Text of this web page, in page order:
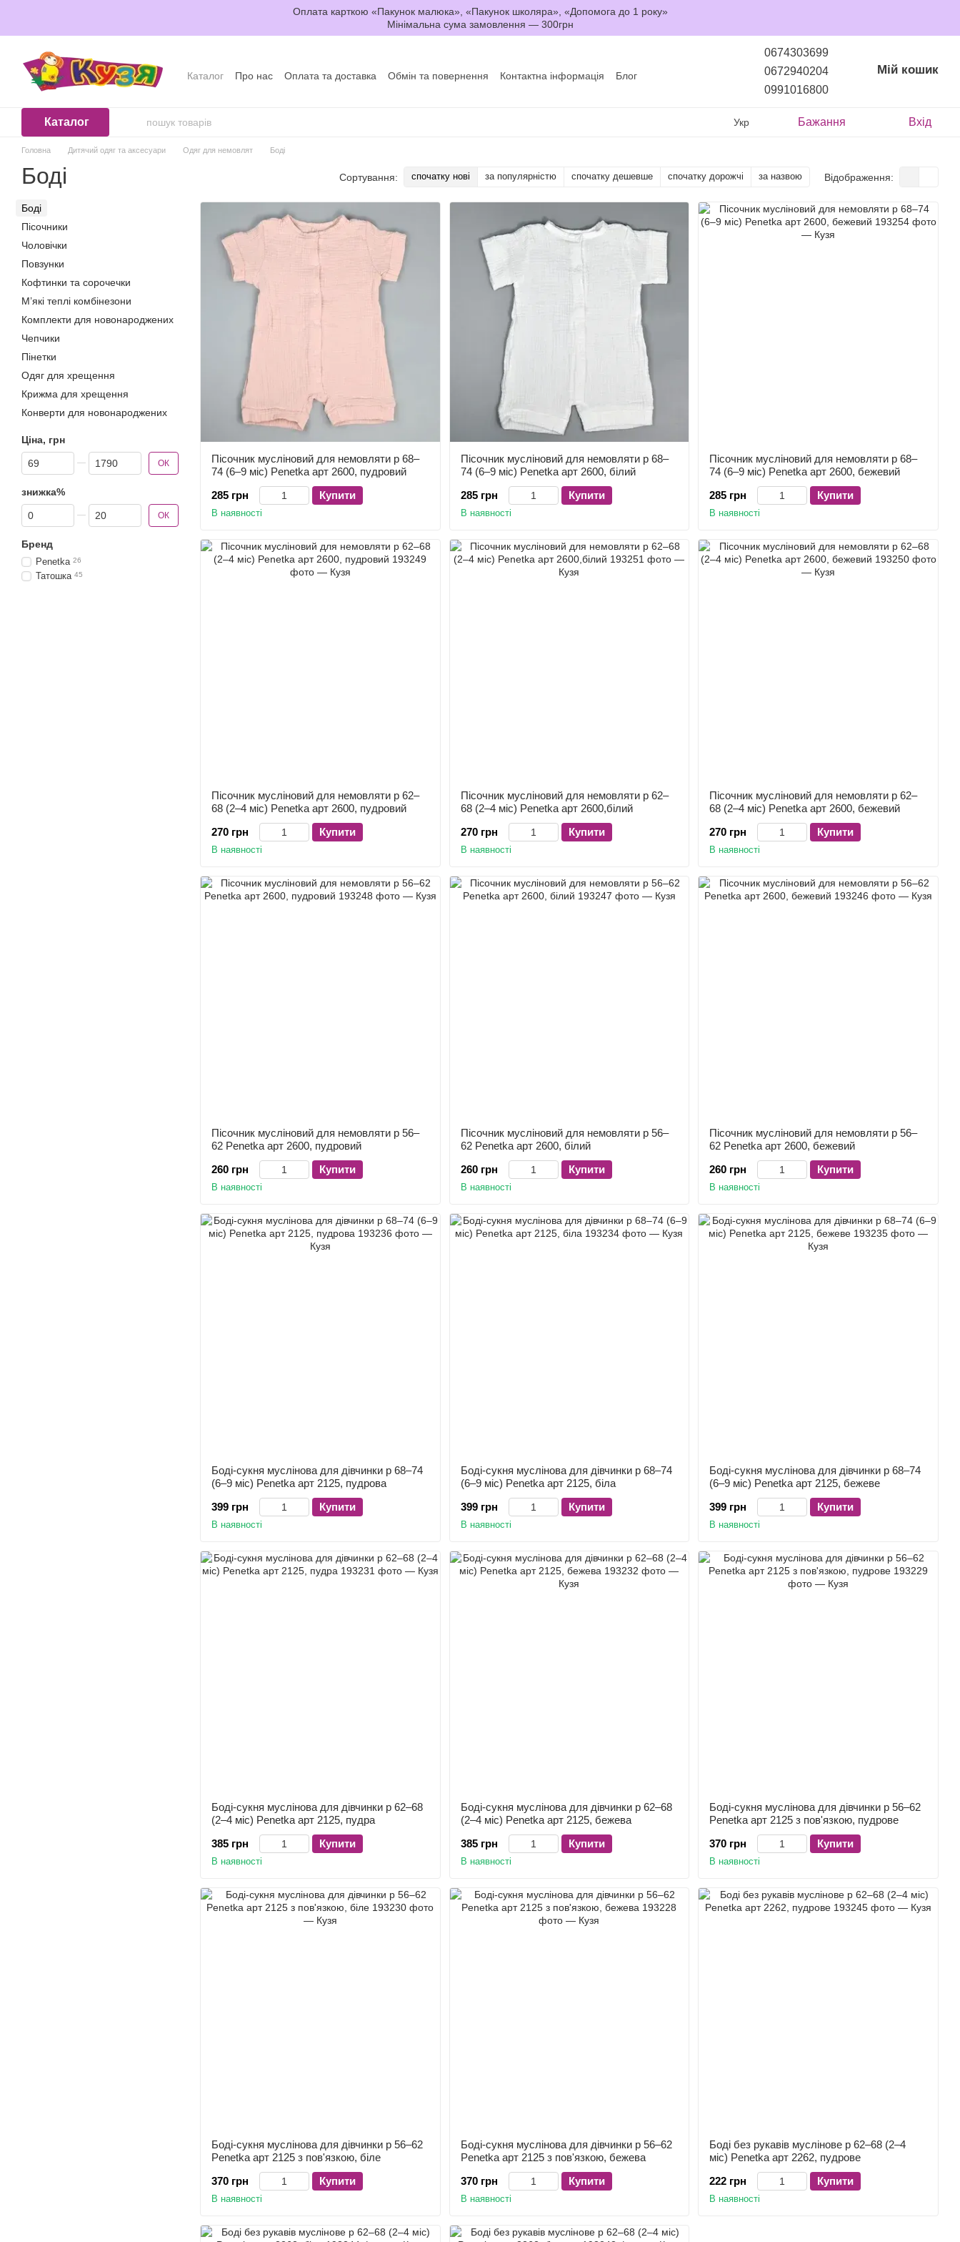
Оплата карткою «Пакунок малюка», «Пакунок школяра», «Допомога до 1 року»
Мінімальна сума замовлення — 300грн
Каталог Про нас Оплата та доставка Обмін та повернення Контактна інформація
Блог
0674303699
0672940204
0991016800
Мій кошик
Каталог Укр Бажання Вхід
Головна Дитячий одяг та аксесуари Одяг для немовлят Боді
Боді Сортування: спочатку нові за популярністю спочатку дешевше спочатку дорожчі за назвою Відображення:
Пісочник мусліновий для немовляти р 68–
74 (6–9 міс) Penetka арт 2600, пудровий
285 грн
Купити
В наявності
Пісочник мусліновий для немовляти р 68–
74 (6–9 міс) Penetka арт 2600, білий
285 грн
Купити
В наявності
Пісочник мусліновий для немовляти р 68–
74 (6–9 міс) Penetka арт 2600, бежевий
285 грн
Купити
В наявності
Пісочник мусліновий для немовляти р 62–
68 (2–4 міс) Penetka арт 2600, пудровий
270 грн
Купити
В наявності
Пісочник мусліновий для немовляти р 62–
68 (2–4 міс) Penetka арт 2600,білий
270 грн
Купити
В наявності
Пісочник мусліновий для немовляти р 62–
68 (2–4 міс) Penetka арт 2600, бежевий
270 грн
Купити
В наявності
Пісочник мусліновий для немовляти р 56–
62 Penetka арт 2600, пудровий
260 грн
Купити
В наявності
Пісочник мусліновий для немовляти р 56–
62 Penetka арт 2600, білий
260 грн
Купити
В наявності
Пісочник мусліновий для немовляти р 56–
62 Penetka арт 2600, бежевий
260 грн
Купити
В наявності
Боді-сукня муслінова для дівчинки р 68–74
(6–9 міс) Penetka арт 2125, пудрова
399 грн
Купити
В наявності
Боді-сукня муслінова для дівчинки р 68–74
(6–9 міс) Penetka арт 2125, біла
399 грн
Купити
В наявності
Боді-сукня муслінова для дівчинки р 68–74
(6–9 міс) Penetka арт 2125, бежеве
399 грн
Купити
В наявності
Боді-сукня муслінова для дівчинки р 62–68
(2–4 міс) Penetka арт 2125, пудра
385 грн
Купити
В наявності
Боді-сукня муслінова для дівчинки р 62–68
(2–4 міс) Penetka арт 2125, бежева
385 грн
Купити
В наявності
Боді-сукня муслінова для дівчинки р 56–62
Penetka арт 2125 з пов'язкою, пудрове
370 грн
Купити
В наявності
Боді-сукня муслінова для дівчинки р 56–62
Penetka арт 2125 з пов'язкою, біле
370 грн
Купити
В наявності
Боді-сукня муслінова для дівчинки р 56–62
Penetka арт 2125 з пов'язкою, бежева
370 грн
Купити
В наявності
Боді без рукавів муслінове р 62–68 (2–4
міс) Penetka арт 2262, пудрове
222 грн
Купити
В наявності
Боді
Пісочники
Чоловічки
Повзунки
Кофтинки та сорочечки
М’які теплі комбінезони
Комплекти для новонароджених
Чепчики
Пінетки
Одяг для хрещення
Крижма для хрещення
Конверти для новонароджених
Ціна, грн
Від Ціна, грн
До Ціна, грн ОК
знижка%
Від знижка%
До знижка% ОК
Бренд
Penetka 26
Татошка 45